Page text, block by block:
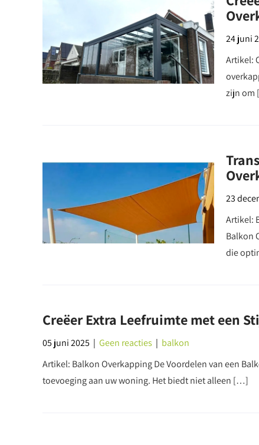
24 juni
Artikel:
zijn
23
Artikel:
Balkon
die
Creëer Extra Leefruimte met een
05 juni 2025 | Geen reacties | balkon
Artikel: Balkon Overkapping De Voordelen van een
toevoeging aan uw woning. Het biedt niet alleen […]